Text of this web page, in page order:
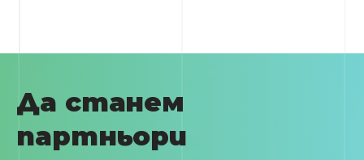
Да станем
партньори